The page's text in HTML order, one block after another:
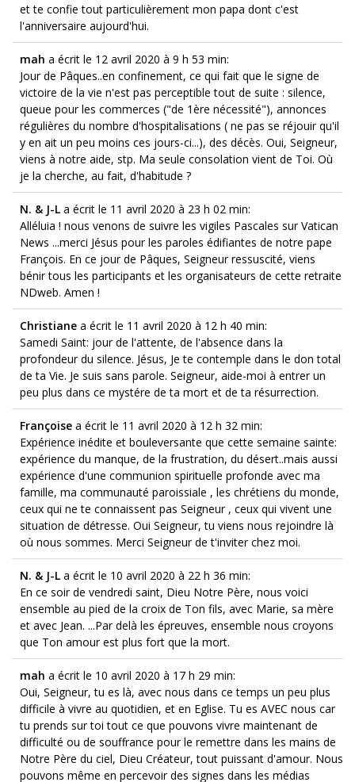
et te confie tout particulièrement mon papa dont c'est
l'anniversaire aujourd'hui.
mah a écrit le 12 avril 2020 à 9 h 53 min:
Jour de Pâques..en confinement, ce qui fait que le signe de
victoire de la vie n'est pas perceptible tout de suite : silence,
queue pour les commerces ("de 1ère nécessité"), annonces
régulières du nombre d'hospitalisations ( ne pas se réjouir qu'il
y en ait un peu moins ces jours-ci...), des décès. Oui, Seigneur,
viens à notre aide, stp. Ma seule consolation vient de Toi. Où
je la cherche, au fait, d'habitude ?
N. & J-L a écrit le 11 avril 2020 à 23 h 02 min:
Alléluia ! nous venons de suivre les vigiles Pascales sur Vatican
News ...merci Jésus pour les paroles édifiantes de notre pape
François. En ce jour de Pâques, Seigneur ressuscité, viens
bénir tous les participants et les organisateurs de cette retraite
NDweb. Amen !
Christiane a écrit le 11 avril 2020 à 12 h 40 min:
Samedi Saint: jour de l'attente, de l'absence dans la
profondeur du silence. Jésus, Je te contemple dans le don total
de ta Vie. Je suis sans parole. Seigneur, aide-moi à entrer un
peu plus dans ce mystére de ta mort et de ta résurrection.
Françoise a écrit le 11 avril 2020 à 12 h 32 min:
Expérience inédite et bouleversante que cette semaine sainte:
expérience du manque, de la frustration, du désert..mais aussi
expérience d'une communion spirituelle profonde avec ma
famille, ma communauté paroissiale , les chrétiens du monde,
ceux qui ne te connaissent pas Seigneur , ceux qui vivent une
situation de détresse. Oui Seigneur, tu viens nous rejoindre là
où nous sommes. Merci Seigneur de t'inviter chez moi.
N. & J-L a écrit le 10 avril 2020 à 22 h 36 min:
En ce soir de vendredi saint, Dieu Notre Père, nous voici
ensemble au pied de la croix de Ton fils, avec Marie, sa mère
et avec Jean. ...Par delà les épreuves, ensemble nous croyons
que Ton amour est plus fort que la mort.
mah a écrit le 10 avril 2020 à 17 h 29 min:
Oui, Seigneur, tu es là, avec nous dans ce temps un peu plus
difficile à vivre au quotidien, et en Eglise. Tu es AVEC nous car
tu prends sur toi tout ce que pouvons vivre maintenant de
difficulté ou de souffrance pour le remettre dans les mains de
Notre Père du ciel, Dieu Créateur, tout puissant d'amour. Nous
pouvons même en percevoir des signes dans les médias